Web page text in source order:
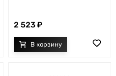
2 523